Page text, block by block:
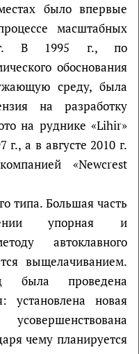
было впервые
масштабных
В 1995 г., по
обоснования
среду, была
на разработку
на руднике «Lihir»
а в августе 2010 г.
«Newcrest
типа. Большая часть
упорная и
автоклавного
выщелачиванием.
была проведена
установлена новая
чему планируется